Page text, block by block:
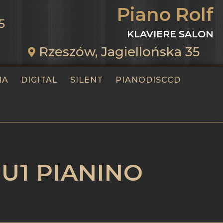
Piano Rolf
KLAVIERE SALON
Rzeszów, Jagiellońska 35
DIGITAL SILENT PIANODISCCD
PIANINO